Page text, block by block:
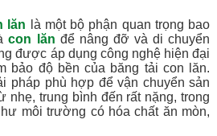
lăn là một bộ phận quan trọng bao
con lăn để nâng đỡ và di chuyển
được áp dụng công nghệ hiện đại
bảo độ bền của băng tải con lăn.
pháp phù hợp để vận chuyển sản
nhẹ, trung bình đến rất nặng, trong
môi trường có hóa chất ăn mòn,